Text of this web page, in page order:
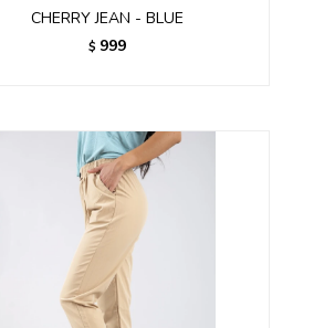
CHERRY JEAN - BLUE
$ 999